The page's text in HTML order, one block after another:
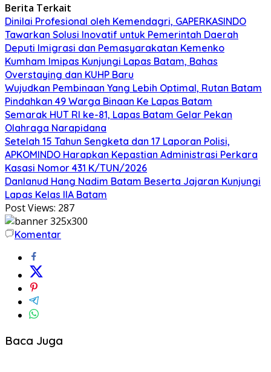
Berita Terkait
Dinilai Profesional oleh Kemendagri, GAPERKASINDO
Tawarkan Solusi Inovatif untuk Pemerintah Daerah
Deputi Imigrasi dan Pemasyarakatan Kemenko
Kumham Imipas Kunjungi Lapas Batam, Bahas
Overstaying dan KUHP Baru
Wujudkan Pembinaan Yang Lebih Optimal, Rutan Batam
Pindahkan 49 Warga Binaan Ke Lapas Batam
Semarak HUT RI ke-81, Lapas Batam Gelar Pekan
Olahraga Narapidana
Setelah 15 Tahun Sengketa dan 17 Laporan Polisi,
APKOMINDO Harapkan Kepastian Administrasi Perkara
Kasasi Nomor 431 K/TUN/2026
Danlanud Hang Nadim Batam Beserta Jajaran Kunjungi
Lapas Kelas IIA Batam
Post Views: 287
Komentar
Baca Juga